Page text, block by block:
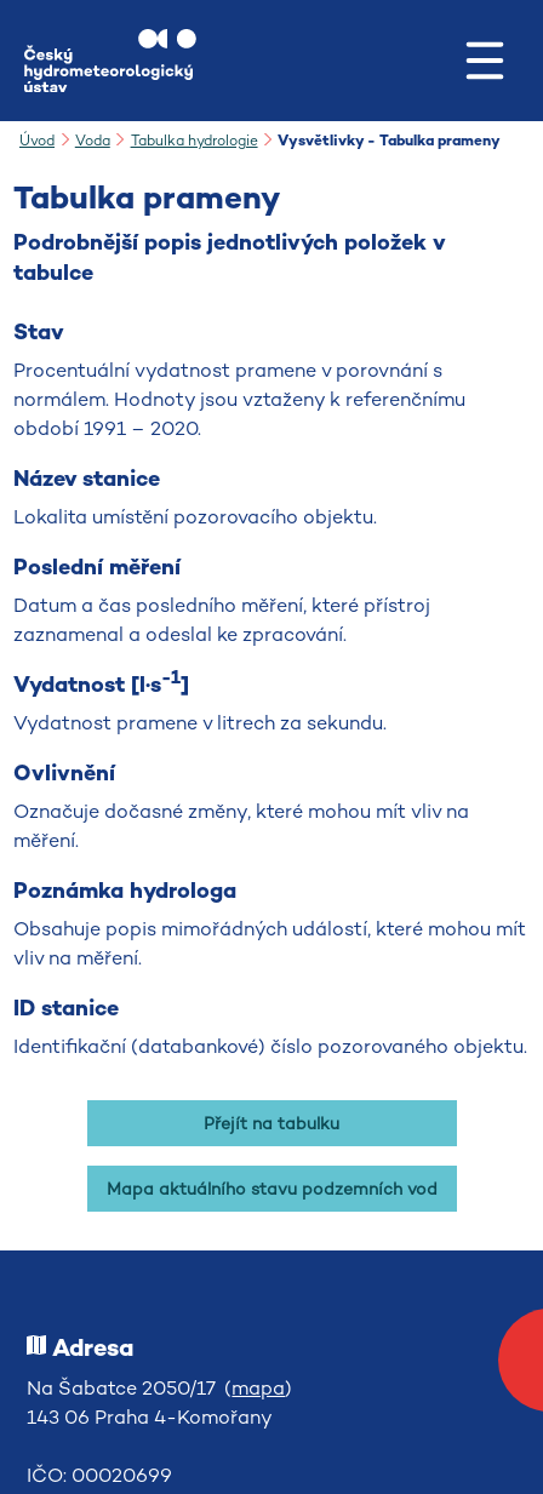
Úvod Voda Tabulka hydrologie Vysvětlivky - Tabulka prameny
Tabulka prameny
Podrobnější popis jednotlivých položek v
tabulce
Stav
Procentuální vydatnost pramene v porovnání s
normálem. Hodnoty jsou vztaženy k referenčnímu
období 1991 – 2020.
Název stanice
Lokalita umístění pozorovacího objektu.
Poslední měření
Datum a čas posledního měření, které přístroj
zaznamenal a odeslal ke zpracování.
Vydatnost [l·s-1]
Vydatnost pramene v litrech za sekundu.
Ovlivnění
Označuje dočasné změny, které mohou mít vliv na
měření.
Poznámka hydrologa
Obsahuje popis mimořádných událostí, které mohou mít
vliv na měření.
ID stanice
Identifikační (databankové) číslo pozorovaného objektu.
Přejít na tabulku
Mapa aktuálního stavu podzemních vod
Adresa
Na Šabatce 2050/17 (mapa)
143 06 Praha 4-Komořany
IČO: 00020699